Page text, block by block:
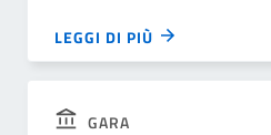
LEGGI DI PIÙ
GARA